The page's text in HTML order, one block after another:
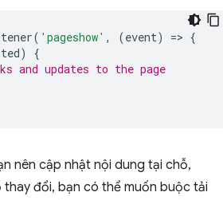
( 'pageshow' , (event) => {
)
{
and updates to the page
nên cập nhật nội dung tại chỗ,
đổi, bạn có thể muốn buộc tải